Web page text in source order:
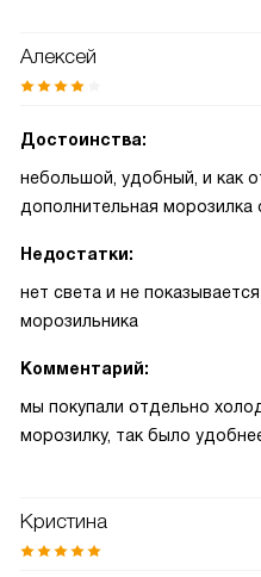
Алексей
Достоинства:
небольшой, удобный, и как
дополнительная морозилка
Недостатки:
нет света и не
морозильника
Комментарий:
мы покупали отдельно
морозилку, так было
Кристина